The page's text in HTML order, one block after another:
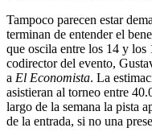
Tampoco parecen estar
terminan de entender el
que oscila entre los 14 y los
codirector del evento,
a El Economista. La
asistieran al torneo entre
largo de la semana la pista
de la entrada, si no una